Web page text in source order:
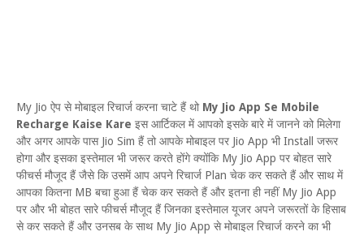
My Jio ऐप से मोबाइल रिचार्ज करना चाटे हैं थो My Jio App Se Mobile
Recharge Kaise Kare इस आर्टिकल में आपको इसके बारे में जानने को मिलेगा
और अगर आपके पास Jio Sim हैं तो आपके मोबाइल पर Jio App भी Install जरूर
होगा और इसका इस्तेमाल भी जरूर करते होंगे क्योंकि My Jio App पर बोहत सारे
फीचर्स मौजूद हैं जैसे कि उसमें आप अपने रिचार्ज Plan चेक कर सकते हैं और साथ में
आपका कितना MB बचा हुआ हैं चेक कर सकते हैं और इतना ही नहीं My Jio App
पर और भी बोहत सारे फीचर्स मौजूद हैं जिनका इस्तेमाल यूजर अपने जरूरतों के हिसाब
से कर सकते हैं और उनसब के साथ My Jio App से मोबाइल रिचार्ज करने का भी